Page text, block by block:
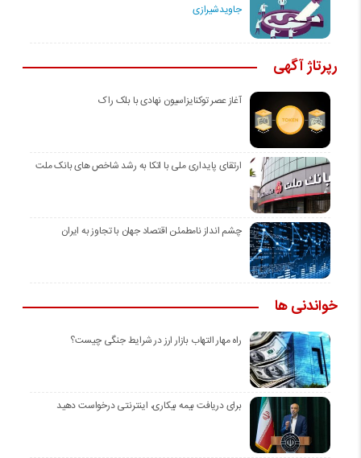
جاویدشیرازی
رپرتاژ آگهی
آغاز عصر توکنایزاسیون نهادی با بلک راک
ارتقای پایداری ملی با اتکا به رشد شاخص های بانک ملت
چشم انداز نامطمئن اقتصاد جهان با تجاوز به ایران
خواندنی ها
راه مهار التهاب بازار ارز در شرایط جنگی چیست؟
برای دریافت بیمه بیکاری، اینترنتی درخواست دهید